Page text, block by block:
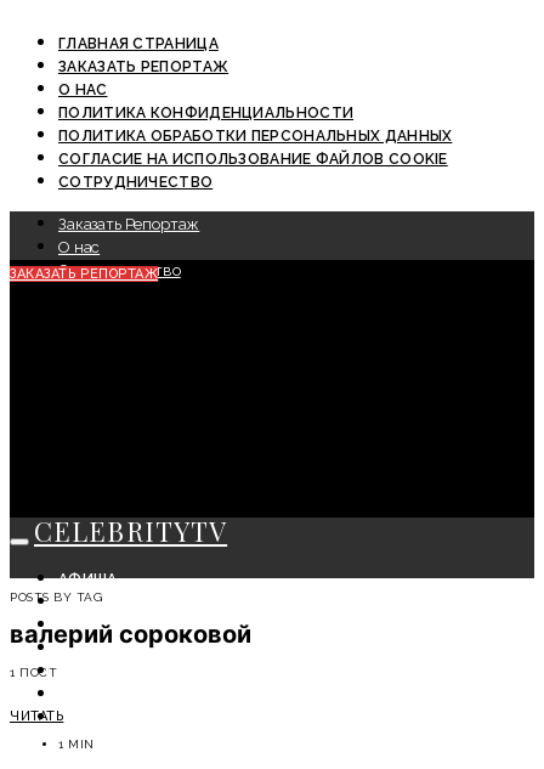
ГЛАВНАЯ СТРАНИЦА
ЗАКАЗАТЬ РЕПОРТАЖ
О НАС
ПОЛИТИКА КОНФИДЕНЦИАЛЬНОСТИ
ПОЛИТИКА ОБРАБОТКИ ПЕРСОНАЛЬНЫХ ДАННЫХ
СОГЛАСИЕ НА ИСПОЛЬЗОВАНИЕ ФАЙЛОВ COOKIE
СОТРУДНИЧЕСТВО
Заказать Репортаж
О нас
Сотрудничество
ЗАКАЗАТЬ РЕПОРТАЖ
CELEBRITYTV
АФИША
СОБЫТИЯ
КРАСОТА
МОДА
СОВЕТЫ ЭКСПЕРТОВ
POSTS BY TAG
валерий сороковой
1 ПОСТ
ЧИТАТЬ
1 MIN